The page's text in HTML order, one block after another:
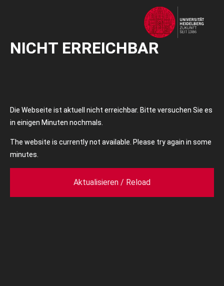
NICHT ERREICHBAR
Die Webseite ist aktuell nicht erreichbar. Bitte versuchen Sie es
in einigen Minuten nochmals.
The website is currently not available. Please try again in some
minutes.
Aktualisieren / Reload